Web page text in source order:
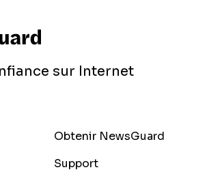
sur Internet
Obtenir NewsGuard
Support